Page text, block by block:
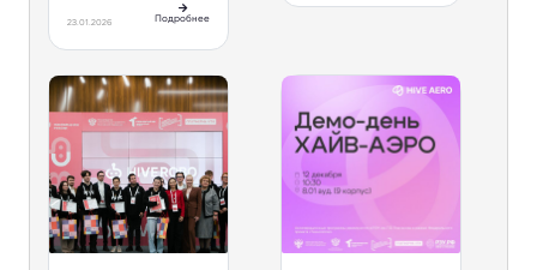
23.01.2026 Подробнее